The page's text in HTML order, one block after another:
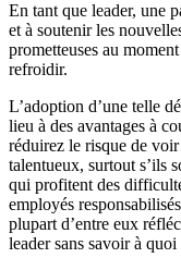
En tant que leader, une
et à soutenir les
prometteuses au
refroidir.
L’adoption d’une telle
lieu à des avantages à
réduirez le risque de
talentueux, surtout s’ils
qui profitent des
employés
plupart d’entre eux
leader sans savoir à